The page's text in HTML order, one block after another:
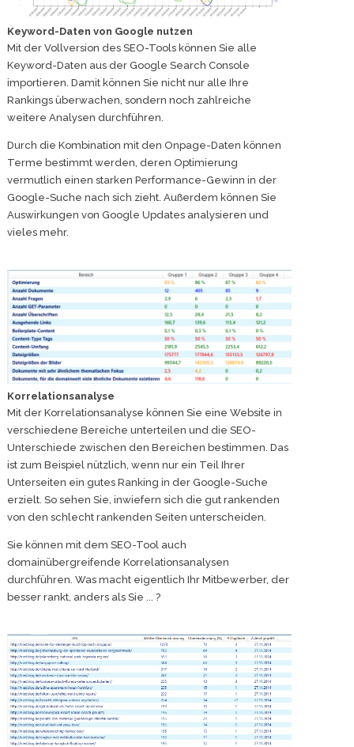
Keyword-Daten von Google nutzen
Mit der Vollversion des SEO-Tools können Sie alle
Keyword-Daten aus der Google Search Console
importieren. Damit können Sie nicht nur alle Ihre
Rankings überwachen, sondern noch zahlreiche
weitere Analysen durchführen.
Durch die Kombination mit den Onpage-Daten können
Terme bestimmt werden, deren Optimierung
vermutlich einen starken Performance-Gewinn in der
Google-Suche nach sich zieht. Außerdem können Sie
Auswirkungen von Google Updates analysieren und
vieles mehr.
Korrelationsanalyse
Mit der Korrelationsanalyse können Sie eine Website in
verschiedene Bereiche unterteilen und die SEO-
Unterschiede zwischen den Bereichen bestimmen. Das
ist zum Beispiel nützlich, wenn nur ein Teil Ihrer
Unterseiten ein gutes Ranking in der Google-Suche
erzielt. So sehen Sie, inwiefern sich die gut rankenden
von den schlecht rankenden Seiten unterscheiden.
Sie können mit dem SEO-Tool auch
domainübergreifende Korrelationsanalysen
durchführen. Was macht eigentlich Ihr Mitbewerber, der
besser rankt, anders als Sie ... ?